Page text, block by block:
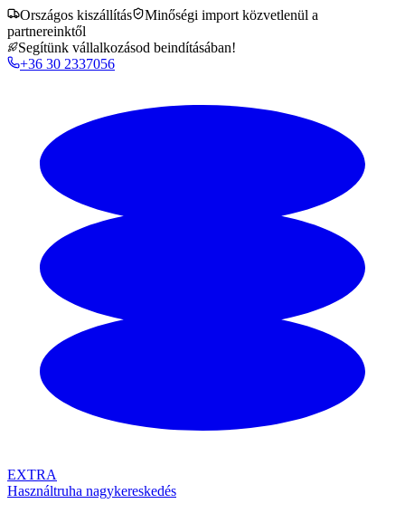
Országos kiszállítás
Minőségi import közvetlenül a
partnereinktől
Segítünk vállalkozásod beindításában!
+36 30 2337056
EXTRA
Használtruha nagykereskedés